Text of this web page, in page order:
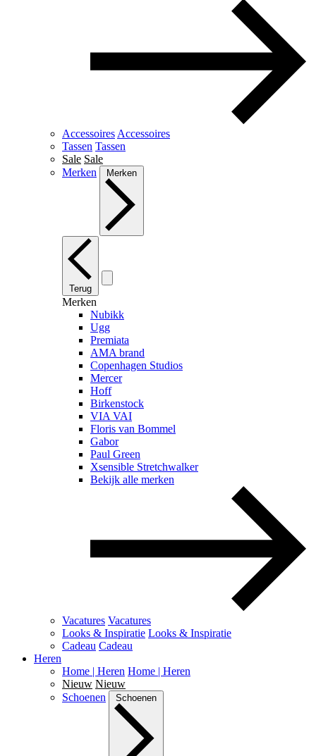
Accessoires Accessoires
Tassen Tassen
Sale Sale
Merken
Merken
Terug
Merken
Nubikk
Ugg
Premiata
AMA brand
Copenhagen Studios
Mercer
Hoff
Birkenstock
VIA VAI
Floris van Bommel
Gabor
Paul Green
Xsensible Stretchwalker
Bekijk alle merken
Vacatures Vacatures
Looks & Inspiratie Looks & Inspiratie
Cadeau Cadeau
Heren
Home | Heren Home | Heren
Nieuw Nieuw
Schoenen
Schoenen